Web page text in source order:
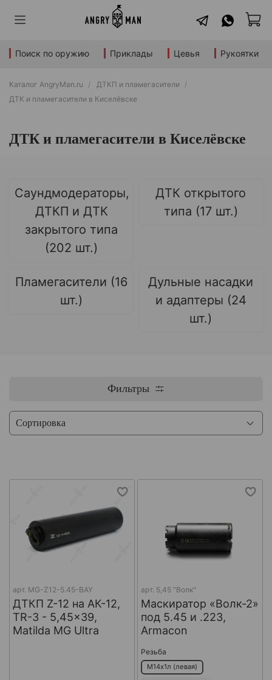
Поиск по оружию Приклады Цевья Рукоятки
Каталог AngryMan.ru
ДТКП и пламегасители
ДТК и пламегасители в Киселёвске
ДТК и пламегасители в Киселёвске
Саундмодераторы,
ДТКП и ДТК
закрытого типа
(202 шт.)
ДТК открытого
типа (17 шт.)
Пламегасители (16
шт.)
Дульные насадки
и адаптеры (24
шт.)
Фильтры
арт. MG-Z12-5.45-BAY
ДТКП Z-12 на АК-12,
TR-3 - 5,45x39,
Matilda MG Ultra
арт. 5,45 "Волк"
Маскиратор «Волк-2»
под 5.45 и .223,
Armacon
Резьба
М14х1л (левая)